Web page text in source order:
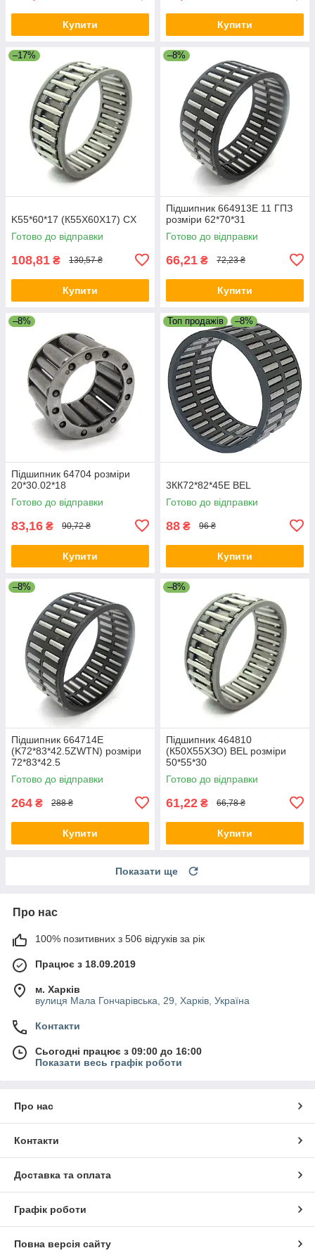
Купити Купити
–17%
K55*60*17 (К55X60X17) CX
Готово до відправки
108,81 ₴ 130,57 ₴
Купити
–8%
Підшипник 664913Е 11 ГПЗ
розміри 62*70*31
Готово до відправки
66,21 ₴ 72,23 ₴
Купити
–8%
Підшипник 64704 розміри
20*30.02*18
Готово до відправки
83,16 ₴ 90,72 ₴
Купити
Топ продажів –8%
3КК72*82*45Е BEL
Готово до відправки
88 ₴ 96 ₴
Купити
–8%
Підшипник 664714Е
(K72*83*42.5ZWTN) розміри
72*83*42.5
Готово до відправки
264 ₴ 288 ₴
Купити
–8%
Підшипник 464810
(К50Х55ХЗО) BEL розміри
50*55*30
Готово до відправки
61,22 ₴ 66,78 ₴
Купити
Показати ще
Про нас
100% позитивних з 506 відгуків за рік
Працює з 18.09.2019
м. Харків
вулиця Мала Гончарівська, 29, Харків, Україна
Контакти
Сьогодні працює з 09:00 до 16:00
Показати весь графік роботи
Про нас
Контакти
Доставка та оплата
Графік роботи
Повна версія сайту